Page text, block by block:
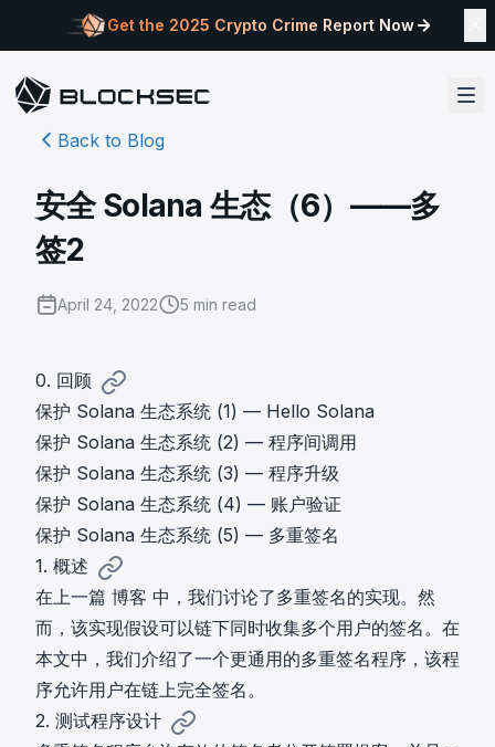
Get the 2025 Crypto Crime Report Now
Back to Blog
安全 Solana 生态（6）——多
签2
April 24, 2022 5 min read
0. 回顾
保护 Solana 生态系统 (1) — Hello Solana
保护 Solana 生态系统 (2) — 程序间调用
保护 Solana 生态系统 (3) — 程序升级
保护 Solana 生态系统 (4) — 账户验证
保护 Solana 生态系统 (5) — 多重签名
1. 概述
在上一篇 博客 中，我们讨论了多重签名的实现。然
而，该实现假设可以链下同时收集多个用户的签名。在
本文中，我们介绍了一个更通用的多重签名程序，该程
序允许用户在链上完全签名。
2. 测试程序设计